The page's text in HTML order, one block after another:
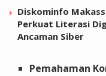
Diskominfo
Perkuat Literasi
Ancaman Siber
Pemahaman